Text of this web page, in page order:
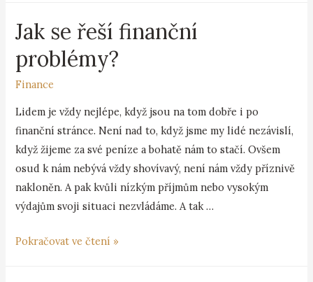
Jak se řeší finanční
problémy?
Finance
Lidem je vždy nejlépe, když jsou na tom dobře i po
finanční stránce. Není nad to, když jsme my lidé nezávislí,
když žijeme za své peníze a bohatě nám to stačí. Ovšem
osud k nám nebývá vždy shovívavý, není nám vždy příznivě
nakloněn. A pak kvůli nízkým příjmům nebo vysokým
výdajům svoji situaci nezvládáme. A tak …
Pokračovat ve čtení »